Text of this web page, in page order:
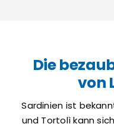
Die
von
Sardinien ist
und Tortolì kann